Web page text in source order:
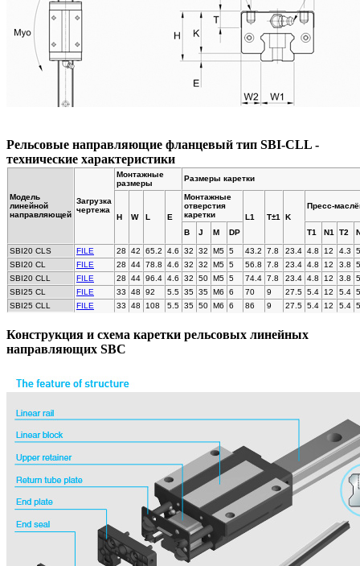
Рельсовые направляющие фланцевый тип SBI-CLL -
технические характеристики
Модель
линейной
направляющей
Загрузка
чертежа
Монтажные
размеры
Размеры каретки
H W L E
Монтажные
отверстия
каретки
L1 T±1 K
Пресс-
B J M DP T1 N1 T2
SBI20 CLS FILE 28 42 65.2 4.6 32 32 M5 5 43.2 7.8 23.4 4.8 12 4.3
5
SBI20 CL
FILE 28 44 78.8 4.6 32 32 M5 5 56.8 7.8 23.4 4.8 12 3.8
5
SBI20 CLL
FILE 28 44 96.4 4.6 32 50 M5 5 74.4 7.8 23.4 4.8 12 3.8
5
SBI25 CL
FILE 33 48 92 5.5 35 35 M6 6 70 9 27.5 5.4 12 5.4 5
SBI25 CLL
FILE 33 48 108 5.5 35 50 M6 6 86 9 27.5 5.4 12 5.4 5
Конструкция и схема каретки рельсовых линейных
направляющих SBC